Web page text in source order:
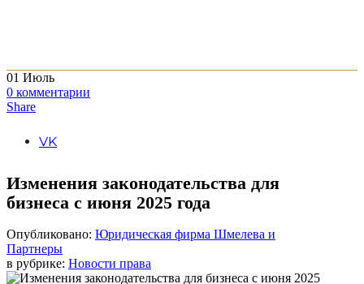
01 Июль
0 комментарии
Share
VK
Изменения законодательства для
бизнеса с июня 2025 года
Опубликовано: Юридическая фирма Шмелева и
Партнеры
в рубрике: Новости права